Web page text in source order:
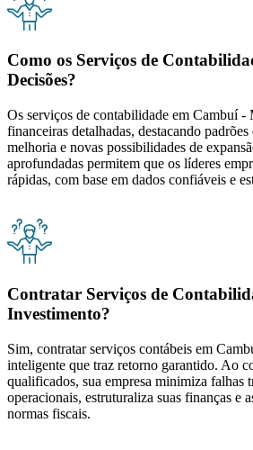
Como os Serviços de
Decisões?
Os serviços de contabilidade em Cambuí -
financeiras detalhadas, destacando
melhoria e novas possibilidades de
aprofundadas permitem que os líderes
rápidas, com base em dados confiáveis e
Contratar Serviços de
Investimento?
Sim, contratar serviços contábeis em
inteligente que traz retorno garantido. Ao
qualificados, sua empresa minimiza falhas
operacionais, estruturaliza suas finanças e
normas fiscais.